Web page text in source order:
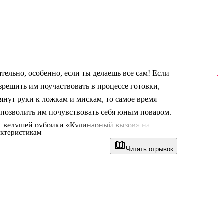
Читать отрывок
особенно, если ты делаешь все сам! Если
им поучаствовать в процессе готовки,
руки к ложкам и мискам, то самое время
им почувствовать себя юным поваром.
рубрики «Кулинарный вызов» на
все получится.
найдут: